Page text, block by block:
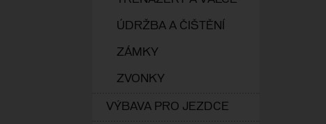
ÚDRŽBA A ČIŠTĚNÍ
ZÁMKY
ZVONKY
VÝBAVA PRO JEZDCE